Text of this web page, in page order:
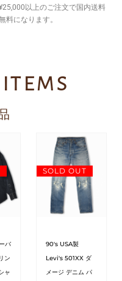
以上のご注文で国内送料
料になります。
バ
ン
ャ
SOLD OUT
90's USA製
Levi's 501XX ダ
メージ デニム パ